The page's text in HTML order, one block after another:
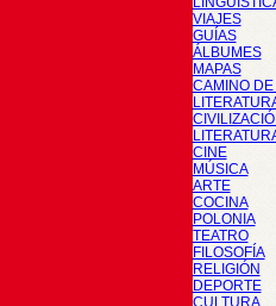
VIAJES
GUÍAS
ÁLBUMES
MAPAS
CAMINO
CINE
MÚSICA
ARTE
COCINA
POLONIA
TEATRO
FILOSOFÍA
RELIGIÓN
DEPORTE
CULTURA